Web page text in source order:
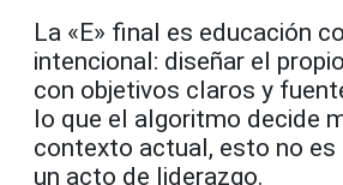
La «E» final es educación
intencional: diseñar el
con objetivos claros y
lo que el algoritmo decide
contexto actual, esto no es
un acto de liderazgo.